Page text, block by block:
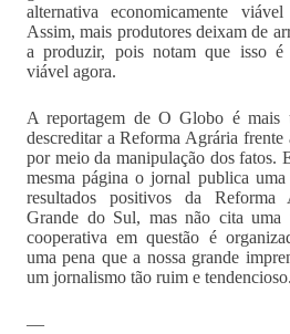
alternativa economicamente
Assim, mais produtores deixam de
a produzir, pois notam que isso é
viável agora.
A reportagem de O Globo é mais
descreditar a Reforma Agrária
por meio da manipulação dos fatos.
mesma página o jornal publica uma
resultados positivos da
Grande do Sul, mas não cita uma
cooperativa em questão é
uma pena que a nossa grande
um jornalismo tão ruim e tendencioso.
—